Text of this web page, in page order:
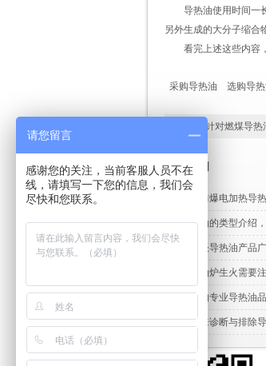
导热油使用时间一
另外生成的大分子缩合
看完上述这些内容
采购导热油 选购导
针对燃煤导
相关新闻
关于防爆电加热导
导热油的类型介绍
久星谈导热油产品
导热油炉生火需要
稳定的专业导热油
怎样来诊断与排除
请您留言
感谢您的关注，当前客服人员不在
线，请填写一下您的信息，我们会
尽快和您联系。